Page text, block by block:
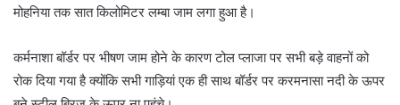
मोहनिया तक सात किलोमिटर लम्बा जाम लगा हुआ है।
कर्मनाशा बॉर्डर पर भीषण जाम होने के कारण टोल प्लाजा पर सभी बड़े वाहनों को
रोक दिया गया है क्योंकि सभी गाड़ियां एक ही साथ बॉर्डर पर करमनासा नदी के ऊपर